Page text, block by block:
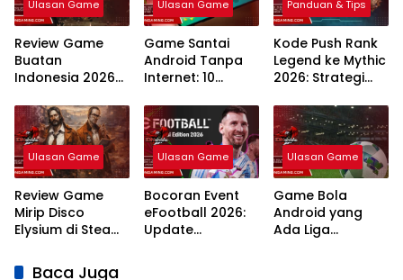
Ulasan Game
Review Game
Buatan
Indonesia 2026
Developer Lokal
Ulasan Game
Game Santai
Android Tanpa
Internet: 10
Teratas Tahun
2026
Panduan & Tips
Kode Push Rank
Legend ke Mythic
2026: Strategi
Rahasia
Winstreak
Terbaru
Ulasan Game
Review Game
Mirip Disco
Elysium di Steam:
RPG Naratif
Ulasan Game
Bocoran Event
eFootball 2026:
Update
Ulasan Game
Game Bola
Android yang
Ada Liga
Baca Juga